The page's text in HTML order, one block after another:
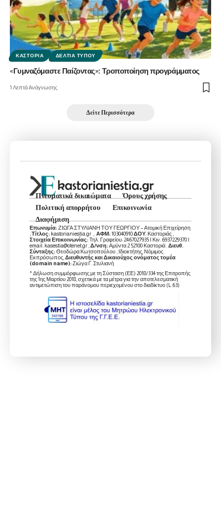
ΚΑΣΤΟΡΙΆ ΔΕΛΤΊΑ ΤΎΠΟΥ
«Γυμναζόμαστε Παίζοντας»: Τροποποίηση προγράμματος
1 Λεπτά Ανάγνωσης
Δείτε Περισσότερα
Πνευματικά δικαιώματα
Όρους χρήσης
Πολιτική απορρήτου
Επικοινωνία
Διαφήμιση
Επωνυμία:ΖΙΩΓΑ ΣΤΥΛΙΑΝΗ ΤΟΥ ΓΕΩΡΓΙΟΥ – Ατομική Επιχείρηση
Τίτλος: kastorianiestia.gr , ΑΦΜ:103040910ΔΟΥ: Καστοριάς ,
Στοιχεία Επικοινωνίας:Τηλ. Γραφείου: 2467027935 | Κιν. 6937229370 |
email: kasestia@otenet.gr , Δ/νση:Αμύντα 2 52100 Καστοριά . Διευθ.
Σύνταξης:Θεοδώρα Κωτσοπούλου , Ιδιοκτήτης, Νόμιμος
Εκπρόσωπος, Διευθυντής και Δικαιούχος ονόματος τομέα
(domain name):Ζιώγα Γ. Στυλιανή
* Δήλωση συμμόρφωσης με τη Σύσταση (ΕΕ) 2018/334 της Επιτροπής
της 1ης Μαρτίου 2018, σχετικά με τα μέτρα για την αποτελεσματική
αντιμετώπιση του παράνομου περιεχομένου στο διαδίκτυο (L 63)